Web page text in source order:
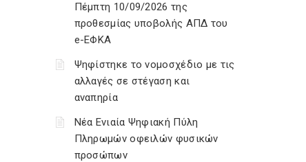
Πέμπτη 10/09/2026 της
προθεσμίας υποβολής ΑΠΔ του
e-ΕΦΚΑ
Ψηφίστηκε το νομοσχέδιο με τις
αλλαγές σε στέγαση και
αναπηρία
Νέα Ενιαία Ψηφιακή Πύλη
Πληρωμών οφειλών φυσικών
προσώπων